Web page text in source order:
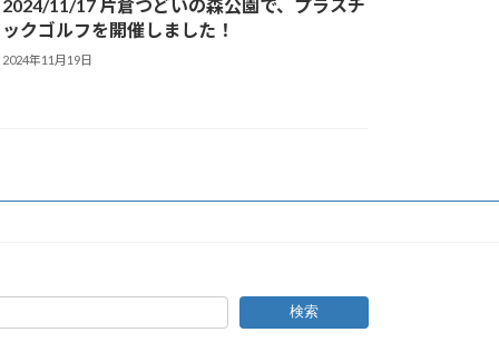
2024/11/17 片倉つどいの森公園で、プラスチ
ックゴルフを開催しました！
2024年11月19日
検索